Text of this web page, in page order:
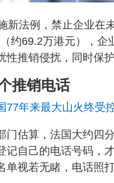
新法例，禁止企业在
约69.2万港元），企
性推销侵扰，同时保
推销电话
77年来最大山火终受
门估算，法国大约四
记自己的电话号码，
视若无睹，电话照打